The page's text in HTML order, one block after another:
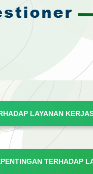
LAYANAN
TERHADAP